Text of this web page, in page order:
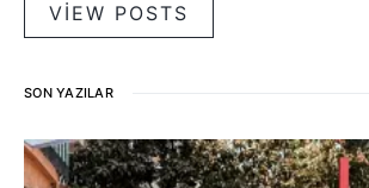
VIEW POSTS
SON YAZILAR